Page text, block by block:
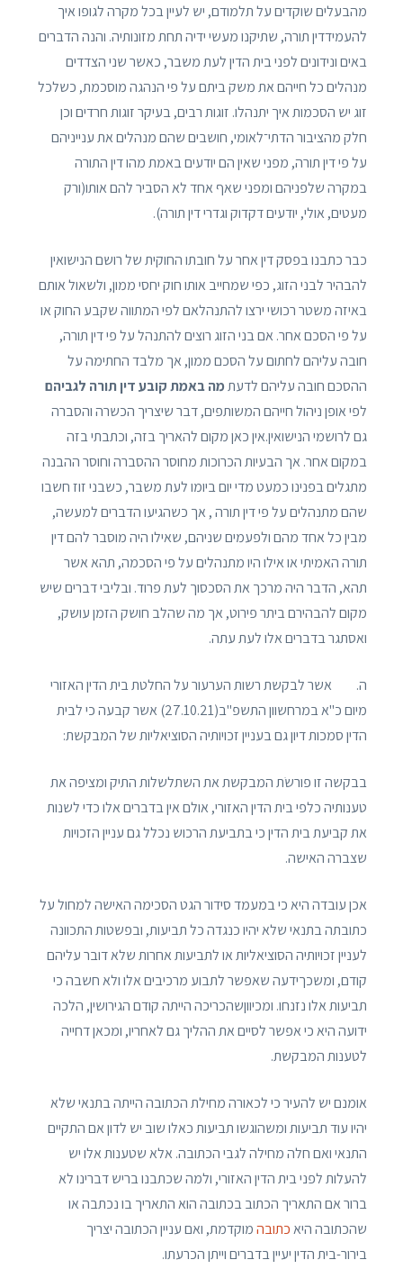
מהבעלים שוקדים על תלמודם, יש לעיין בכל מקרה לגופו איך
להעמידדין תורה, שתיקנו מעשי ידיה תחת מזונותיה. והנה הדברים
באים ונידונים לפני בית הדין לעת משבר, כאשר שני הצדדים
מנהלים כל חייהם את משק ביתם על פי הנהגה מוסכמת, כשלכל
זוג יש הסכמות איך יתנהלו. זוגות רבים, בעיקר זוגות חרדים וכן
חלק מהציבור הדתי־לאומי, חושבים שהם מנהלים את ענייניהם
על פי דין תורה, מפני שאין הם יודעים באמת מהו דין התורה
במקרה שלפניהם ומפני שאף אחד לא הסביר להם אותו(ורק
מעטים, אולי, יודעים דקדוק וגדרי דין תורה).
כבר כתבנו בפסק דין אחר על חובתו החוקית של רושם הנישואין
להבהיר לבני הזוג, כפי שמחייב אותו חוק יחסי ממון, ולשאול אותם
באיזה משטר רכושי ירצו להתנהלאם לפי המתווה שקבע החוק או
על פי הסכם אחר. אם בני הזוג רוצים להתנהל על פי דין תורה,
חובה עליהם לחתום על הסכם ממון, אך מלבד החתימה על
ההסכם חובה עליהם לדעתמה באמת קובע דין תורה לגביהם
לפי אופן ניהול חייהם המשותפים, דבר שיצריך הכשרה והסברה
גם לרושמי הנישואין.אין כאן מקום להאריך בזה, וכתבתי בזה
במקום אחר. אך הבעיות הכרוכות מחוסר ההסברה וחוסר ההבנה
מתגלים בפנינו כמעט מדי יום ביומו לעת משבר, כשבני זוז חשבו
שהם מתנהלים על פי דין תורה , אך כשהגיעו הדברים למעשה,
מבין כל אחד מהם ולפעמים שניהם, שאילו היה מוסבר להם דין
תורה האמיתי או אילו היו מתנהלים על פי הסכמה, תהא אשר
תהא, הדבר היה מרכך את הסכסוך לעת פרוד. ובליבי דברים שיש
מקום להבהירם ביתר פירוט, אך מה שהלב חושק הזמן עושק,
ואסתגר בדברים אלו לעת עתה.
ה. אשר לבקשת רשות הערעור על החלטת בית הדין האזורי
מיום כ"א במרחשוון התשפ"ב(27.10.21) אשר קבעה כי לבית
הדין סמכות דיון גם בעניין זכויותיה הסוציאליות של המבקשת:
בבקשה זו פורשׂת המבקשת את השתלשלות התיק ומציפה את
טענותיה כלפי בית הדין האזורי, אולם אין בדברים אלו כדי לשנות
את קביעת בית הדין כי בתביעת הרכוש נכלל גם עניין הזכויות
שצברה האישה.
אכן עובדה היא כי במעמד סידור הגט הסכימה האישה למחול על
כתובתה בתנאי שלא יהיו כנגדה כל תביעות, ובפשטות התכוונה
לעניין זכויותיה הסוציאליות או לתביעות אחרות שלא דובר עליהם
קודם, ומשכךידעה שאפשר לתבוע מרכיבים אלו ולא חשבה כי
תביעות אלו נזנחו. ומכיווןשהכריכה הייתה קודם הגירושין, הלכה
ידועה היא כי אפשר לסיים את ההליך גם לאחריו, ומכאן דחייה
לטענות המבקשת.
אומנם יש להעיר כי לכאורה מחילת הכתובה הייתה בתנאי שלא
יהיו עוד תביעות ומשהוגשו תביעות כאלו שוב יש לדון אם התקיים
התנאי ואם חלה מחילה לגבי הכתובה. אלא שטענות אלו יש
להעלות לפני בית הדין האזורי, ולמה שכתבנו בריש דברינו לא
ברור אם התאריך הכתוב בכתובה הוא התאריך בו נכתבה או
שהכתובה היאכתובהמוקדמת, ואם עניין הכתובה יצריך
בירור-בית הדין יעיין בדברים וייתן הכרעתו.